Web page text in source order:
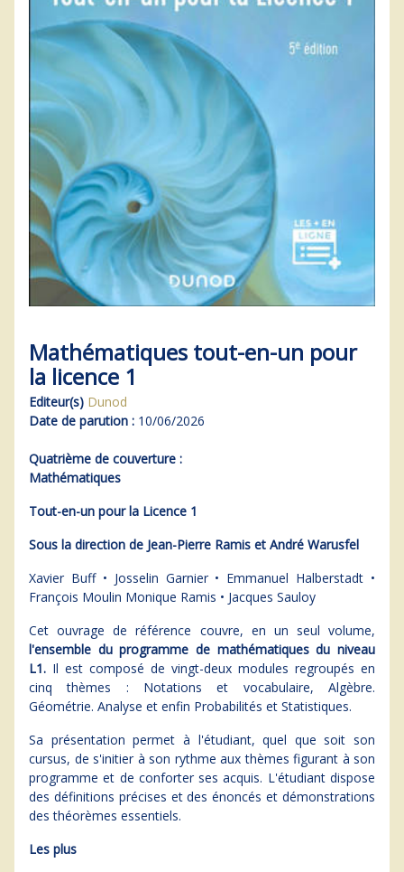
Mathématiques tout-en-un pour
la licence 1
Editeur(s) Dunod
Date de parution : 10/06/2026
Quatrième de couverture :
Mathématiques
Tout-en-un pour la Licence 1
Sous la direction de Jean-Pierre Ramis et André Warusfel
Xavier Buff • Josselin Garnier • Emmanuel Halberstadt •
François Moulin Monique Ramis • Jacques Sauloy
Cet ouvrage de référence couvre, en un seul volume,
l'ensemble du programme de mathématiques du niveau
L1. Il est composé de vingt-deux modules regroupés en
cinq thèmes : Notations et vocabulaire, Algèbre.
Géométrie. Analyse et enfin Probabilités et Statistiques.
Sa présentation permet à l'étudiant, quel que soit son
cursus, de s'initier à son rythme aux thèmes figurant à son
programme et de conforter ses acquis. L'étudiant dispose
des définitions précises et des énoncés et démonstrations
des théorèmes essentiels.
Les plus